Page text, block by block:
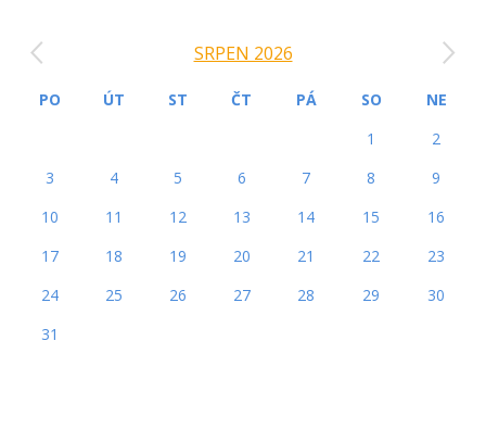
SRPEN 2026
PO ÚT ST ČT PÁ SO
NE
1
2
3
4 5 6 7 8
9
10
11 12 13 14 15
16
17
18 19 20 21 22
23
24
25 26 27 28 29
30
31